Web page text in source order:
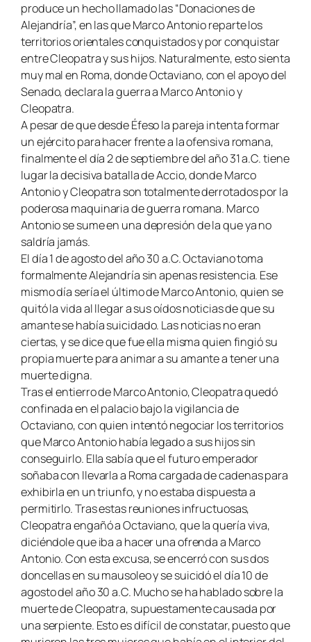
produce un hecho llamado las “Donaciones de
Alejandría”, en las que Marco Antonio reparte los
territorios orientales conquistados y por conquistar
entre Cleopatra y sus hijos. Naturalmente, esto sienta
muy mal en Roma, donde Octaviano, con el apoyo del
Senado, declara la guerra a Marco Antonio y
Cleopatra.
A pesar de que desde Éfeso la pareja intenta formar
un ejército para hacer frente a la ofensiva romana,
finalmente el día 2 de septiembre del año 31 a.C. tiene
lugar la decisiva batalla de Accio, donde Marco
Antonio y Cleopatra son totalmente derrotados por la
poderosa maquinaria de guerra romana. Marco
Antonio se sume en una depresión de la que ya no
saldría jamás.
El día 1 de agosto del año 30 a.C. Octaviano toma
formalmente Alejandría sin apenas resistencia. Ese
mismo día sería el último de Marco Antonio, quien se
quitó la vida al llegar a sus oídos noticias de que su
amante se había suicidado. Las noticias no eran
ciertas, y se dice que fue ella misma quien fingió su
propia muerte para animar a su amante a tener una
muerte digna.
Tras el entierro de Marco Antonio, Cleopatra quedó
confinada en el palacio bajo la vigilancia de
Octaviano, con quien intentó negociar los territorios
que Marco Antonio había legado a sus hijos sin
conseguirlo. Ella sabía que el futuro emperador
soñaba con llevarla a Roma cargada de cadenas para
exhibirla en un triunfo, y no estaba dispuesta a
permitirlo. Tras estas reuniones infructuosas,
Cleopatra engañó a Octaviano, que la quería viva,
diciéndole que iba a hacer una ofrenda a Marco
Antonio. Con esta excusa, se encerró con sus dos
doncellas en su mausoleo y se suicidó el día 10 de
agosto del año 30 a.C. Mucho se ha hablado sobre la
muerte de Cleopatra, supuestamente causada por
una serpiente. Esto es difícil de constatar, puesto que